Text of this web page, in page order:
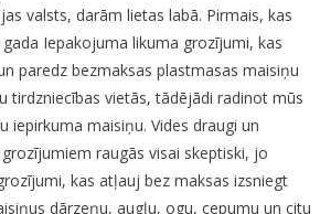
valsts, darām lietas labā. Pirmais, kas
Iepakojuma likuma grozījumi, kas
paredz bezmaksas plastmasas maisiņu
tirdzniecības vietās, tādējādi radinot mūs
iepirkuma maisiņu. Vides draugi un
raugās visai skeptiski, jo
kas atļauj bez maksas izsniegt
dārzeņu, augļu, ogu, cepumu un citu